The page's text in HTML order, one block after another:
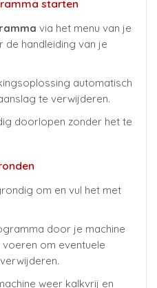
starten
via het menu van je
handleiding van je
automatisch
te verwijderen.
doorlopen zonder het te
om en vul het met
door je machine
om eventuele
weer kalkvrij en